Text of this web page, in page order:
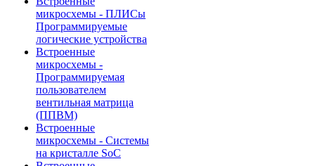
микросхемы - ПЛИСы
Программируемые
логические устройства
Встроенные
микросхемы -
Программируемая
пользователем
вентильная матрица
(ППВМ)
Встроенные
микросхемы - Системы
на кристалле SoC